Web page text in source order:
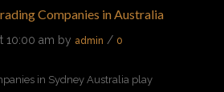
Companies in Australia
10:00 am by admin / 0
in Sydney Australia play